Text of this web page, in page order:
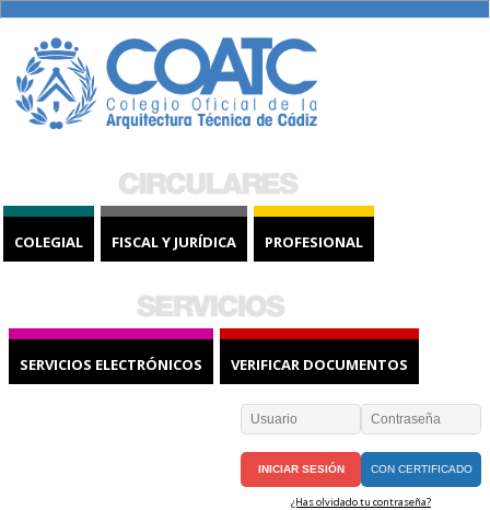
COLEGIAL FISCAL Y JURÍDICA PROFESIONAL
SERVICIOS ELECTRÓNICOS VERIFICAR DOCUMENTOS
CON CERTIFICADO
¿Has olvidado tu contraseña?